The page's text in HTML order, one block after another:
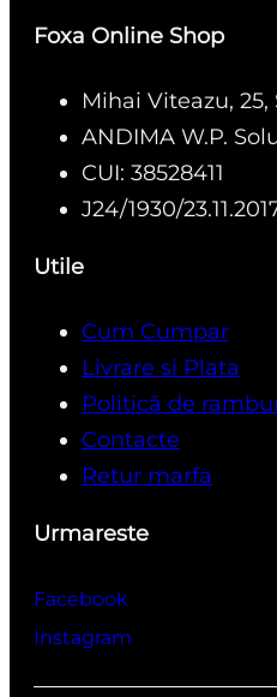
Foxa Online Shop
Mihai Viteazu,
ANDIMA W.P.
CUI: 38528411
J24/1930/
Utile
Cum Cumpar
Livrare si Plata
Politică de
Contacte
Retur marfa
Urmareste
Facebook
Instagram